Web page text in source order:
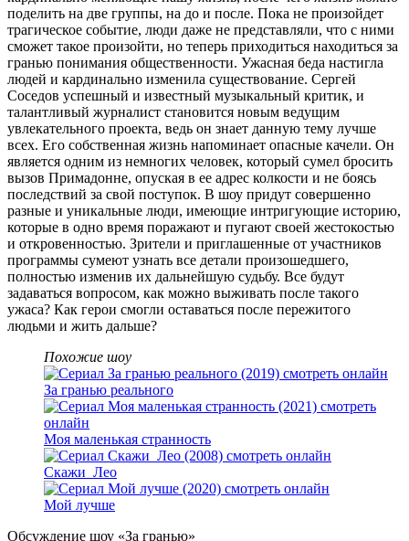
поделить на две группы, на до и после. Пока не произойдет
трагическое событие, люди даже не представляли, что с ними
сможет такое произойти, но теперь приходиться находиться за
гранью понимания общественности. Ужасная беда настигла
людей и кардинально изменила существование. Сергей
Соседов успешный и известный музыкальный критик, и
талантливый журналист становится новым ведущим
увлекательного проекта, ведь он знает данную тему лучше
всех. Его собственная жизнь напоминает опасные качели. Он
является одним из немногих человек, который сумел бросить
вызов Примадонне, опуская в ее адрес колкости и не боясь
последствий за свой поступок. В шоу придут совершенно
разные и уникальные люди, имеющие интригующие историю,
которые в одно время поражают и пугают своей жестокостью
и откровенностью. Зрители и приглашенные от участников
программы сумеют узнать все детали произошедшего,
полностью изменив их дальнейшую судьбу. Все будут
задаваться вопросом, как можно выживать после такого
ужаса? Как герои смогли оставаться после пережитого
людьми и жить дальше?
Похожие шоу
За гранью реального
Моя маленькая странность
Скажи_Лео
Мой лучше
Обсуждение шоу «За гранью»